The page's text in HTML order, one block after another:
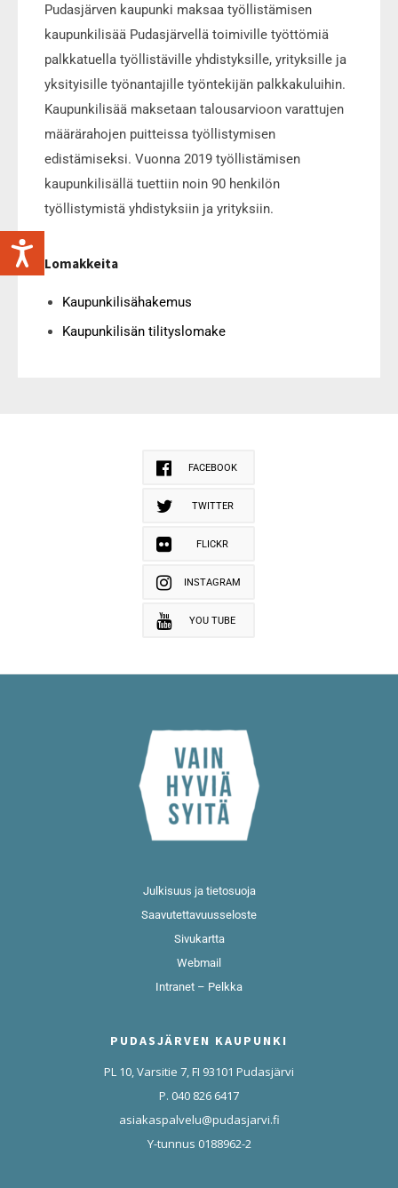
Pudasjärven kaupunki maksaa työllistämisen
kaupunkilisää Pudasjärvellä toimiville työttömiä
palkkatuella työllistäville yhdistyksille, yrityksille ja
yksityisille työnantajille työntekijän palkkakuluihin.
Kaupunkilisää maksetaan talousarvioon varattujen
määrärahojen puitteissa työllistymisen
edistämiseksi. Vuonna 2019 työllistämisen
kaupunkilisällä tuettiin noin 90 henkilön
työllistymistä yhdistyksiin ja yrityksiin.
Lomakkeita
Kaupunkilisähakemus
Kaupunkilisän tilityslomake
FACEBOOK
TWITTER
FLICKR
INSTAGRAM
YOU TUBE
Julkisuus ja tietosuoja
Saavutettavuusseloste
Sivukartta
Webmail
Intranet – Pelkka
PUDASJÄRVEN KAUPUNKI
PL 10, Varsitie 7, FI 93101 Pudasjärvi
P. 040 826 6417
asiakaspalvelu@pudasjarvi.fi
Y-tunnus 0188962-2